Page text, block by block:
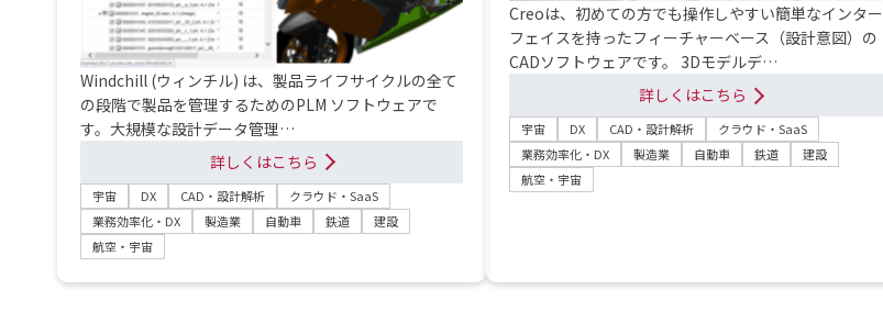
Windchill (ウィンチル) は、製品ライフサイクルの全て
の段階で製品を管理するためのPLM ソフトウェアで
す。大規模な設計データ管理…
詳しくはこちら
宇宙 DX CAD・設計解析
クラウド・SaaS
業務効率化・DX
製造業 自動車 鉄道
建設
航空・宇宙
Creoは、初めての方でも操作しやすい簡単なインター
フェイスを持ったフィーチャーベース（設計意図）の
CADソフトウェアです。 3Dモデルデ…
詳しくはこちら
宇宙 DX CAD・設計解析
クラウド・SaaS
業務効率化・DX
製造業 自動車 鉄道
建設
航空・宇宙